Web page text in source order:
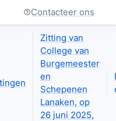
Contacteer ons
Zitting van
College van
Burgemeester
en
Schepenen
Lanaken, op
26 juni 2025,